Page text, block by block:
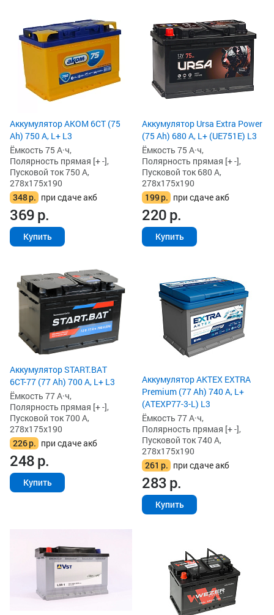
Аккумулятор AKOM 6СТ (75
Ah) 750 А, L+ L3
Ёмкость 75 А·ч,
Полярность прямая [+ -],
Пусковой ток 750 А,
278x175x190
348р. при сдаче акб
369р.
Купить
Аккумулятор Ursa Extra Power
(75 Ah) 680 А, L+ (UE751E) L3
Ёмкость 75 А·ч,
Полярность прямая [+ -],
Пусковой ток 680 А,
278x175x190
199р. при сдаче акб
220р.
Купить
Аккумулятор START.BAT
6СТ-77 (77 Ah) 700 А, L+ L3
Ёмкость 77 А·ч,
Полярность прямая [+ -],
Пусковой ток 700 А,
278x175x190
226р. при сдаче акб
248р.
Купить
Аккумулятор AKTEX EXTRA
Premium (77 Ah) 740 А, L+
(ATEXP77-3-L) L3
Ёмкость 77 А·ч,
Полярность прямая [+ -],
Пусковой ток 740 А,
278x175x190
261 р. при сдаче акб
283р.
Купить